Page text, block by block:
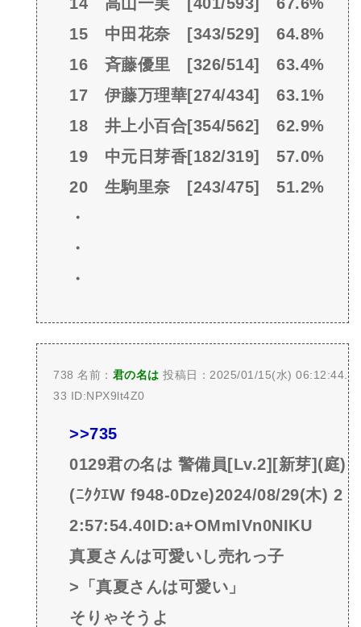
15 中田花奈 [343/529] 64.8%
16 斉藤優里 [326/514] 63.4%
17 伊藤万理華[274/434] 63.1%
18 井上小百合[354/562] 62.9%
19 中元日芽香[182/319] 57.0%
20 生駒里奈 [243/475] 51.2%
・
・
・
738 名前： 君の名は 投稿日：2025/01/15(水) 06:12:44.
33 ID:NPX9lt4Z0
>>735
0129君の名は 警備員[Lv.2][新芽](庭)
(ﾆｸｸｴW f948-0Dze)2024/08/29(木) 2
2:57:54.40ID:a+OMmIVn0NIKU
真夏さんは可愛いし売れっ子
>「真夏さんは可愛い」
そりゃそうよ